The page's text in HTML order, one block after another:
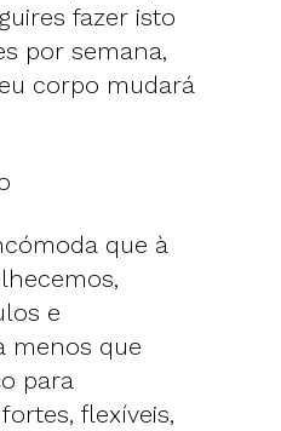
fazer isto
por semana,
corpo mudará
que à
e
menos que
para
flexíveis,